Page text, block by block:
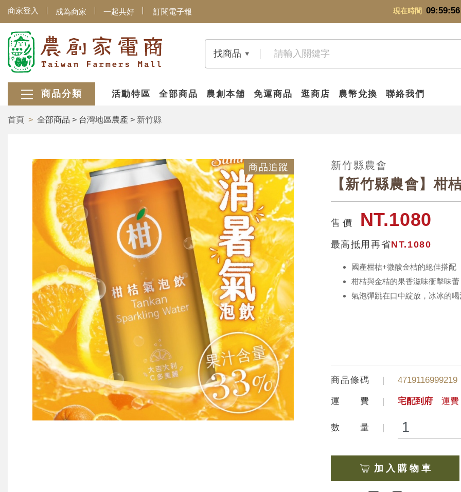
現在時間 09:59:56
商家登入 成為商家 一起共好 訂閱電子報
找商品
商品分類 活動特區 全部商品 農創本舖 免運商品 逛商店 農幣兌換 聯絡我們
首頁 全部商品 > 台灣地區農產 > 新竹縣
商品追蹤 新竹縣農會
【新竹縣農會】柑
售 價 NT.1080
最高抵用再省NT.1080
國產柑桔+微酸金桔的絕佳搭配
柑桔與金桔的果香滋味衝擊味
氣泡彈跳在口中綻放，冰冰的
商品條碼 4719116999219
運 費 宅配到府 運費
數 量
加 入 購 物 車